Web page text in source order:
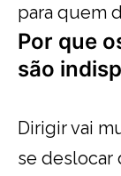
para quem
Por que
são
Dirigir vai
se deslocar